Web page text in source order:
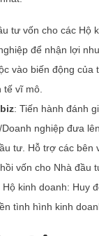
tư vốn cho các Hộ
để nhận lợi
vào biến động của
tế vĩ mô.
: Tiến hành đánh
nghiệp đưa
tư. Hỗ trợ các bên
vốn cho Nhà đầu
kinh doanh: Huy
tình hình kinh